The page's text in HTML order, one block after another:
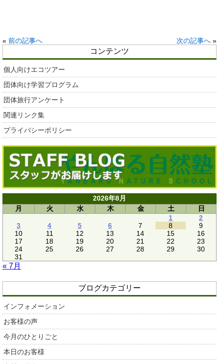
« 前の記事へ 次の記事へ »
コンテンツ
個人向けエコツアー
団体向け学習プログラム
団体旅行アンケート
関連リンク集
プライバシーポリシー
2026年8月
月
火 水 木 金 土
日
1
2
3
4 5 6 7 8
9
10
11 12 13 14 15
16
17
18 19 20 21 22
23
24
25 26 27 28 29
30
31
« 7月
ブログカテゴリー
インフォメーション
お客様の声
今月のひとりごと
本日のお客様